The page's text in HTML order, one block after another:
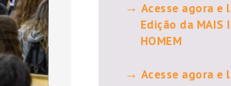
Acesse agora e
Edição da MAIS
HOMEM
Acesse agora e